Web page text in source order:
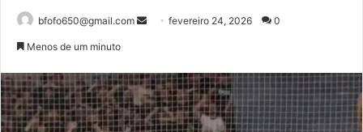
bfofo650@gmail.com
Mande
mail
fevereiro 24, 2026 0
Menos de um minuto